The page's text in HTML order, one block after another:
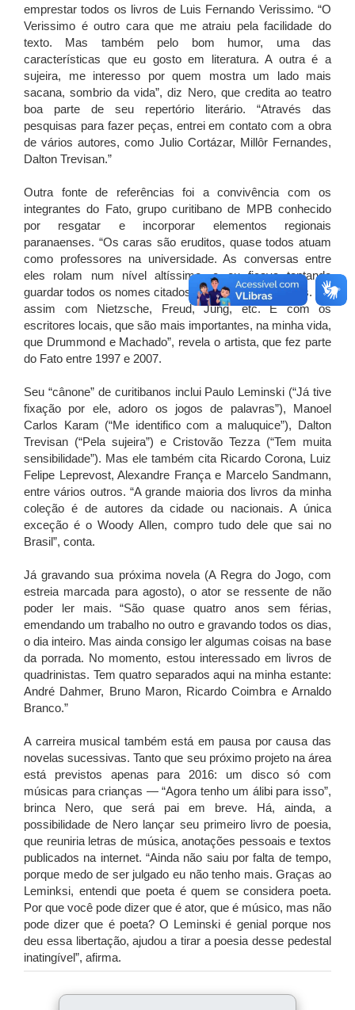
emprestar todos os livros de Luis Fernando Verissimo. “O
Verissimo é outro cara que me atraiu pela facilidade do
texto. Mas também pelo bom humor, uma das
características que eu gosto em literatura. A outra é a
sujeira, me interesso por quem mostra um lado mais
sacana, sombrio da vida”, diz Nero, que credita ao teatro
boa parte de seu repertório literário. “Através das
pesquisas para fazer peças, entrei em contato com a obra
de vários autores, como Julio Cortázar, Millôr Fernandes,
Dalton Trevisan.”
Outra fonte de referências foi a convivência com os
integrantes do Fato, grupo curitibano de MPB conhecido
por resgatar e incorporar elementos regionais
paranaenses. “Os caras são eruditos, quase todos atuam
como professores na universidade. As conversas entre
eles rolam num nível altíssimo, e eu ficava tentando
guardar todos os nomes citados para pesquisar depois. Foi
assim com Nietzsche, Freud, Jung, etc. E com os
escritores locais, que são mais importantes, na minha vida,
que Drummond e Machado”, revela o artista, que fez parte
do Fato entre 1997 e 2007.
Seu “cânone” de curitibanos inclui Paulo Leminski (“Já tive
fixação por ele, adoro os jogos de palavras”), Manoel
Carlos Karam (“Me identifico com a maluquice”), Dalton
Trevisan (“Pela sujeira”) e Cristovão Tezza (“Tem muita
sensibilidade”). Mas ele também cita Ricardo Corona, Luiz
Felipe Leprevost, Alexandre França e Marcelo Sandmann,
entre vários outros. “A grande maioria dos livros da minha
coleção é de autores da cidade ou nacionais. A única
exceção é o Woody Allen, compro tudo dele que sai no
Brasil”, conta.
Já gravando sua próxima novela (A Regra do Jogo, com
estreia marcada para agosto), o ator se ressente de não
poder ler mais. “São quase quatro anos sem férias,
emendando um trabalho no outro e gravando todos os dias,
o dia inteiro. Mas ainda consigo ler algumas coisas na base
da porrada. No momento, estou interessado em livros de
quadrinistas. Tem quatro separados aqui na minha estante:
André Dahmer, Bruno Maron, Ricardo Coimbra e Arnaldo
Branco.”
A carreira musical também está em pausa por causa das
novelas sucessivas. Tanto que seu próximo projeto na área
está previstos apenas para 2016: um disco só com
músicas para crianças — “Agora tenho um álibi para isso”,
brinca Nero, que será pai em breve. Há, ainda, a
possibilidade de Nero lançar seu primeiro livro de poesia,
que reuniria letras de música, anotações pessoais e textos
publicados na internet. “Ainda não saiu por falta de tempo,
porque medo de ser julgado eu não tenho mais. Graças ao
Leminksi, entendi que poeta é quem se considera poeta.
Por que você pode dizer que é ator, que é músico, mas não
pode dizer que é poeta? O Leminski é genial porque nos
deu essa libertação, ajudou a tirar a poesia desse pedestal
inatingível”, afirma.